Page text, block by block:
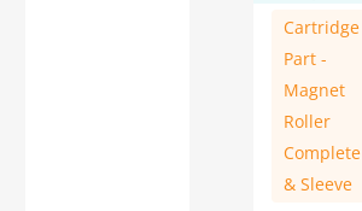
Cartridge
Part -
Magnet
Roller
Complete
& Sleeve